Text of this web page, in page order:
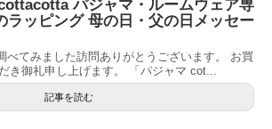
パジャマ・ルームウェア専
ラッピング 母の日・父の日メッセー
べてみました訪問ありがとうございます。 お買
き御礼申し上げます。 「パジャマ cot...
記事を読む